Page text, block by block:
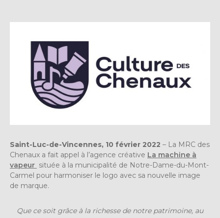
Saint-Luc-de-Vincennes, 10 février 2022 – La MRC des
Chenaux a fait appel à l’agence créative La machine à
vapeur située à la municipalité de Notre-Dame-du-Mont-
Carmel pour harmoniser le logo avec sa nouvelle image
de marque.
Que ce soit grâce à la richesse de notre patrimoine, au